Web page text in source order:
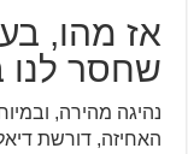
אז מהו,
שחסר לנו
נהיגה מהירה,
האחיזה, דורשת